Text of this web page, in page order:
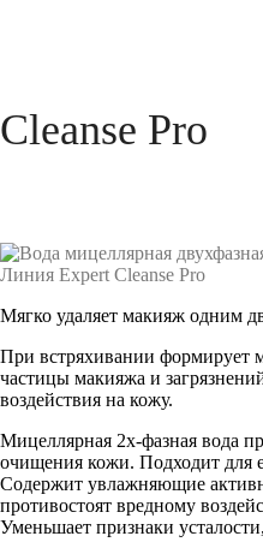
Cleanse Pro
Мягко удаляет макияж одним
При встряхивании формирует
частицы макияжа и
воздействия на кожу.
Мицеллярная 2х-фазная вода
очищения кожи. Подходит для
Содержит увлажняющие
противостоят вредному
Уменьшает признаки